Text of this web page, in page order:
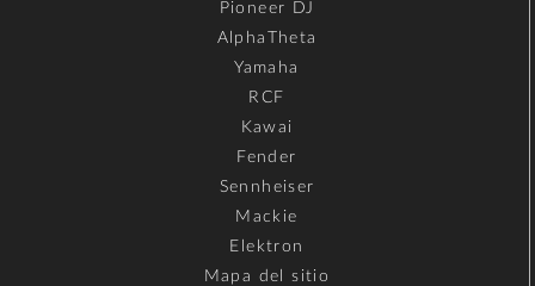
Pioneer DJ
AlphaTheta
Yamaha
RCF
Kawai
Fender
Sennheiser
Mackie
Elektron
Mapa del sitio